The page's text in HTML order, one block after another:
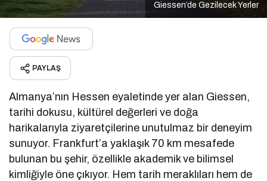
Giessen’de Gezilecek Yerler
PAYLAŞ
Almanya’nın Hessen eyaletinde yer alan Giessen,
tarihi dokusu, kültürel değerleri ve doğa
harikalarıyla ziyaretçilerine unutulmaz bir deneyim
sunuyor. Frankfurt’a yaklaşık 70 km mesafede
bulunan bu şehir, özellikle akademik ve bilimsel
kimliğiyle öne çıkıyor. Hem tarih meraklıları hem de